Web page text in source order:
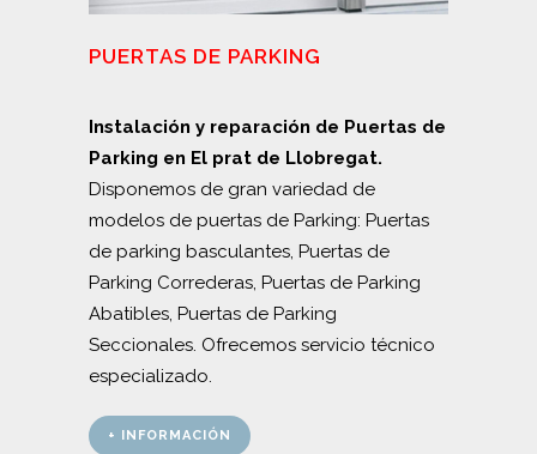
PUERTAS DE PARKING
Instalación y reparación de Puertas de
Parking en El prat de Llobregat.
Disponemos de gran variedad de
modelos de puertas de Parking: Puertas
de parking basculantes, Puertas de
Parking Correderas, Puertas de Parking
Abatibles, Puertas de Parking
Seccionales. Ofrecemos servicio técnico
especializado.
+ INFORMACIÓN